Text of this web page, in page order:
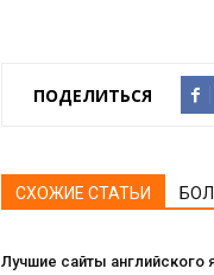
ПОДЕЛИТЬСЯ
СХОЖИЕ СТАТЬИ
Лучшие сайты английского